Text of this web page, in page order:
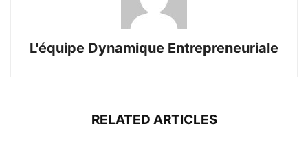
L'équipe Dynamique Entrepreneuriale
RELATED ARTICLES